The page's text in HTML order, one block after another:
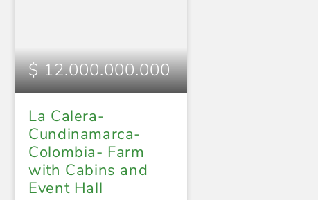
$ 12.000.000.000
La Calera-
Cundinamarca-
Colombia- Farm
with Cabins and
Event Hall